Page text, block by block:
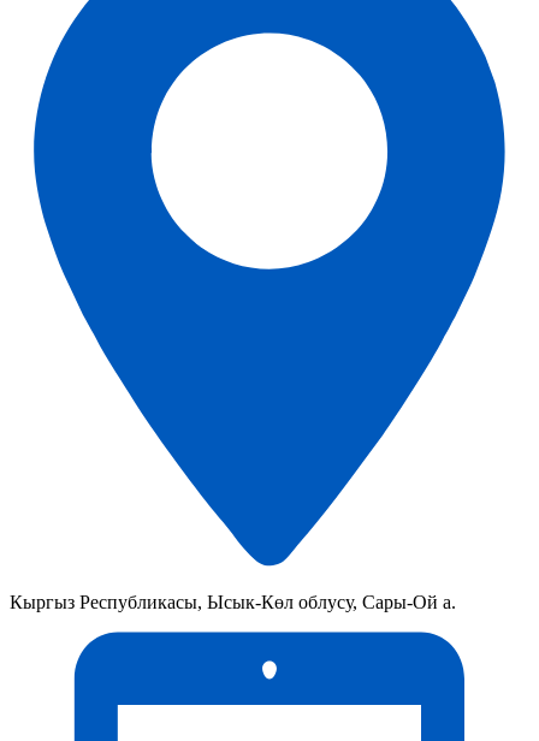
Кыргыз Республикасы, Ысык-Көл облусу, Сары-Ой а.